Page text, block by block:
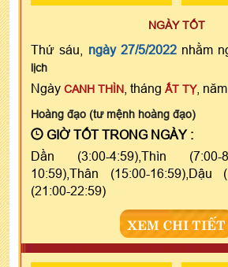
NGÀY TỐT
Thứ sáu, ngày 27/5/2022nhằm
lịch
Ngày CANH THÌN , tháng ẤT TỴ, năm
Hoàng đạo (tư mệnh hoàng đạo)
GIỜ TỐT TRONG NGÀY :
Dần (3:00-4:59),Thìn (7:00-
10:59),Thân (15:00-16:59),Dậu
(21:00-22:59)
XEM CHI TIẾT